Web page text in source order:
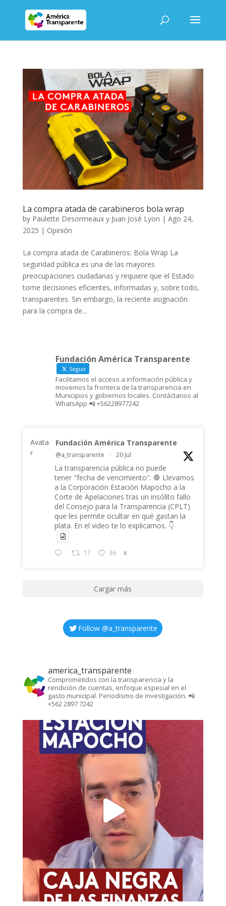
La compra atada de carabineros bola wrap
by Paulette Desormeaux y Juan José Lyon | Ago 24,
2025 | Opinión
La compra atada de Carabineros: Bola Wrap La
seguridad pública es una de las mayores
preocupaciones ciudadanas y requiere que el Estado
tome decisiones eficientes, informadas y, sobre todo,
transparentes. Sin embargo, la reciente asignación
para la compra de...
Fundación América Transparente
Seguir
Facilitamos el acceso a información pública y
movemos la frontera de la transparencia en
Municipios y gobiernos locales. Contáctanos al
WhatsApp 📲 +56228977242
Avata
r
Fundación América Transparente
@a_transparente · 20 Jul
La transparencia pública no puede
tener "fecha de vencimiento". 🛑 Llevamos
a la Corporación Estación Mapocho a la
Corte de Apelaciones tras un insólito fallo
del Consejo para la Transparencia (CPLT)
que les permite ocultar en qué gastan la
plata. En el video te lo explicamos. 👇
17 36 X
Cargar más
Follow @a_transparente
america_transparente
Comprometidos con la transparencia y la
rendición de cuentas, enfoque especial en el
gasto municipal. Periodismo de investigación. 📲
+562 2897 7242